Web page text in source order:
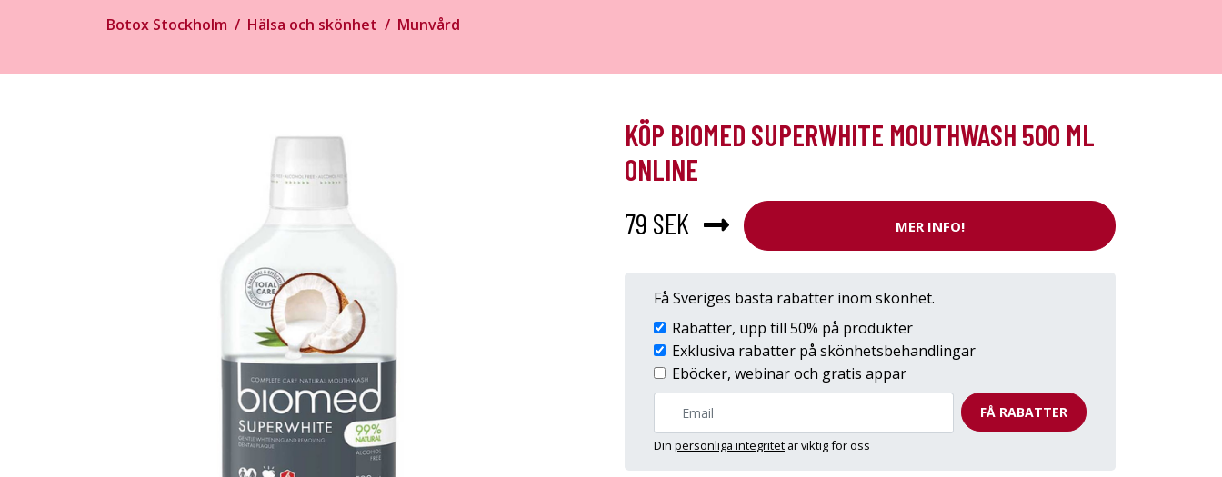
Botox Stockholm Hälsa och skönhet Munvård
KÖP BIOMED SUPERWHITE MOUTHWASH 500 ML
ONLINE
79 SEK
MER INFO!
Få Sveriges bästa rabatter inom skönhet.
Rabatter, upp till 50% på produkter
Exklusiva rabatter på skönhetsbehandlingar
Eböcker, webinar och gratis appar
FÅ RABATTER
Din personliga integritet är viktig för oss